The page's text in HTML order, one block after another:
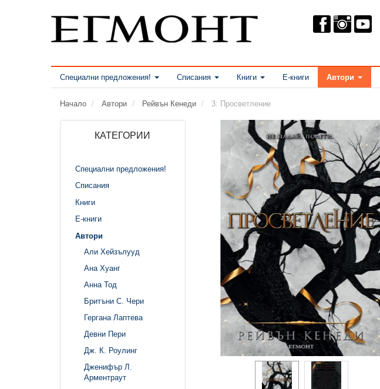
Специални предложения! Списания Книги Е-книги Автори
Начало Автори Рейвън Кенеди 3: Просветление
КАТЕГОРИИ
Специални предложения!
Списания
Книги
Е-книги
Автори
Али Хейзълууд
Ана Хуанг
Анна Тод
Бритъни С. Чери
Гергана Лаптева
Девни Пери
Дж. К. Роулинг
Дженифър Л.
Арментраут